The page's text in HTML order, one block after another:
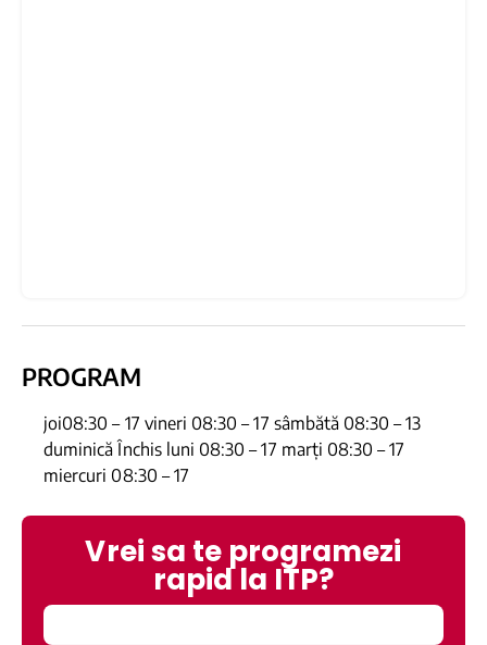
PROGRAM
joi08:30 – 17 vineri 08:30 – 17 sâmbătă 08:30 – 13
duminică Închis luni 08:30 – 17 marți 08:30 – 17
miercuri 08:30 – 17
Vrei sa te programezi
rapid la ITP?